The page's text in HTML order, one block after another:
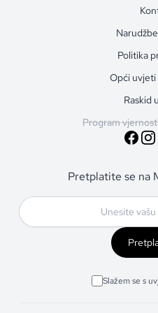
Politika
Opći uvjeti
Raskid
Program
Pretplatite se na
Slažem se s